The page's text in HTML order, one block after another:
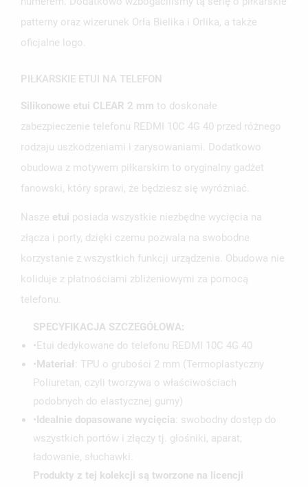
patterny oraz wizerunek Orła Bielika i Orlika, a także
oficjalne logo.
PIŁKARSKIE ETUI NA TELEFON
Silikonowe etui CLEAR 2 mm to doskonałe
zabezpieczenie telefonu REDMI 10C 4G 40 przed różnego
rodzaju uszkodzeniami i zarysowaniami. Dodatkowo
obudowa z motywem piłkarskim to oryginalny gadżet
fanowski, który sprawi, że będziesz się wyróżniać.
Nasze etui posiada wszystkie niezbędne wycięcia na
złącza i porty, dzięki czemu pozwala na swobodne
korzystanie z wszystkich funkcji urządzenia. Obudowa nie
koliduje z płatnościami zbliżeniowymi za pomocą
telefonu.
SPECYFIKACJA SZCZEGÓŁOWA:
•Etui dedykowane do telefonu REDMI 10C 4G 40
• Materiał : TPU o grubości 2 mm (Termoplastyczny
Poliuretan, czyli tworzywa o właściwościach
podobnych do elastycznej gumy)
• Idealnie dopasowane wycięcia: swobodny dostęp do
wszystkich portów i złączy tj. głośniki, aparat,
ładowanie, słuchawki.
Produkty z tej kolekcji są tworzone na licencji
UTWÓRZ NOWĄ LISTĘ
SWOJEJ LIŚCIE ŻYCZEŃ.